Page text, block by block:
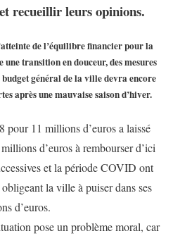
recueillir leurs opinions.
de l’équilibre financier pour la
transition en douceur, des mesures
général de la ville devra encore
après une mauvaise saison d’hiver.
pour 11 millions d’euros a laissé
d’euros à rembourser d’ici
et la période COVID ont
la ville à puiser dans ses
d’euros.
pose un problème moral, car